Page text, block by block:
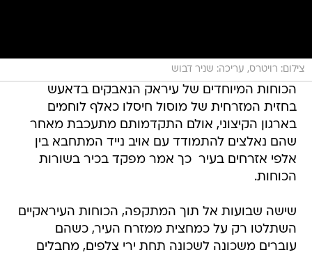
צילום: רויטרס, עריכה: שניר דבוש
הכוחות המיוחדים של עיראק הנאבקים בדאעש
בחזית המזרחית של מוסול חיסלו כאלף לוחמים
בארגון הקיצוני, אולם התקדמותם מתעכבת מאחר
שהם נאלצים להתמודד עם אויב נייד המתחבא בין
אלפי אזרחים בעיר  כך אמר מפקד בכיר בשורות
הכוחות.
שישה שבועות אל תוך המתקפה, הכוחות העיראקיים
השתלטו רק על כמחצית ממזרח העיר, כשהם
עוברים משכונה לשכונה תחת ירי צלפים, מחבלים